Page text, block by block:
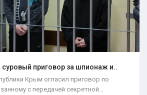
приговор за шпионаж и..
Крым огласил приговор по
с передачей секретной...